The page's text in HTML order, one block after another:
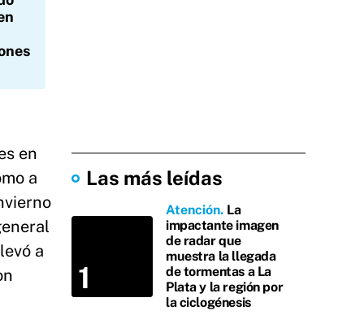
en
a
a
Las más leídas
Atención La
impactante imagen
de radar que
muestra la llegada
de tormentas a La
Plata y la región por
la ciclogénesis